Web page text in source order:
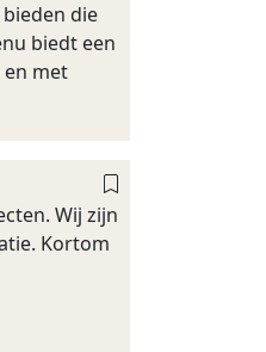
die
biedt een
met
Wij zijn
Kortom